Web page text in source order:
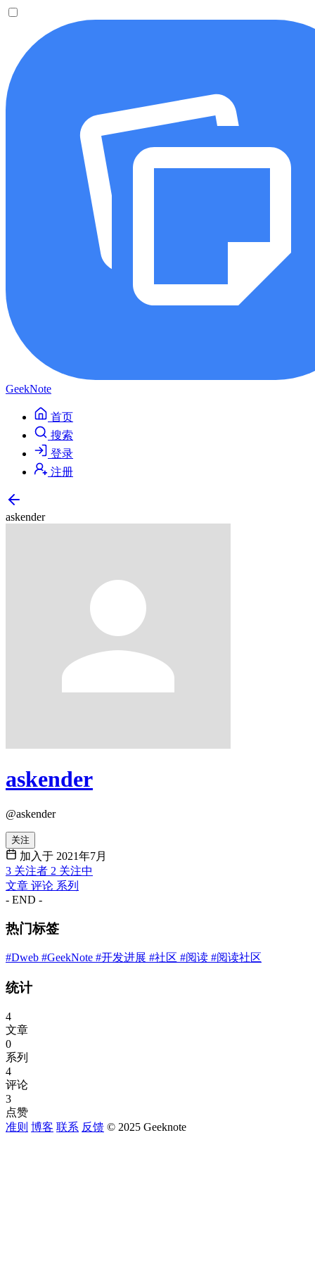
GeekNote
首页
搜索
登录
注册
askender
askender
@askender
关注
加入于 2021年7月
3 关注者 2 关注中
文章 评论 系列
- END -
热门标签
#Dweb #GeekNote #开发进展 #社区 #阅读 #阅读社区
统计
4
文章
0
系列
4
评论
3
点赞
准则 博客 联系 反馈 © 2025 Geeknote